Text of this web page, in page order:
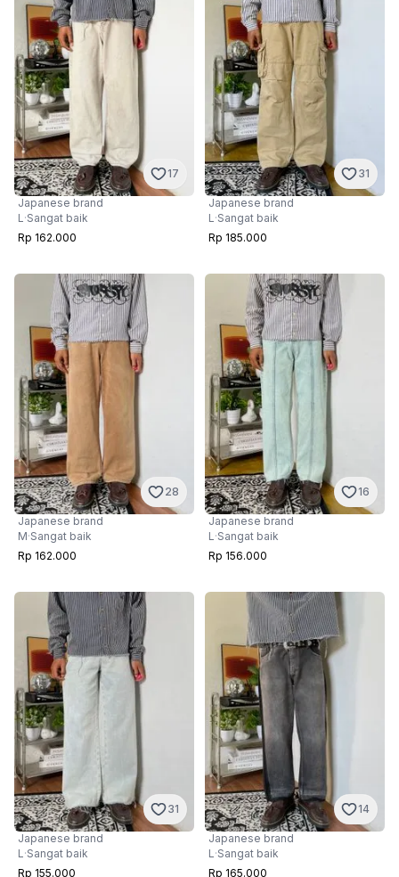
17
Japanese brand
L·Sangat baik
Rp 162.000
31
Japanese brand
L·Sangat baik
Rp 185.000
28
Japanese brand
M·Sangat baik
Rp 162.000
16
Japanese brand
L ·Sangat baik
Rp 156.000
31
Japanese brand
L·Sangat baik
Rp 155.000
14
Japanese brand
L·Sangat baik
Rp 165.000